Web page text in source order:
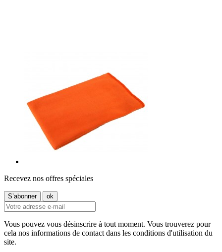
Recevez nos offres spéciales
Vous pouvez vous désinscrire à tout moment. Vous trouverez pour
cela nos informations de contact dans les conditions d'utilisation du
site.